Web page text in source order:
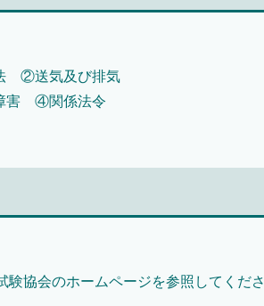
②送気及び排気
害 ④関係法令
協会のホームページを参照してくださ